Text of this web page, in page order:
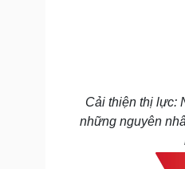
Cải chính
Cải thiện thị lực:
những nguyên